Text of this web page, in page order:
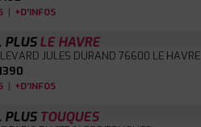
| +D'INFOS
PLUSLE HAVRE
JULES DURAND 76600 LE HAVRE
| +D'INFOS
PLUSTOUQUES